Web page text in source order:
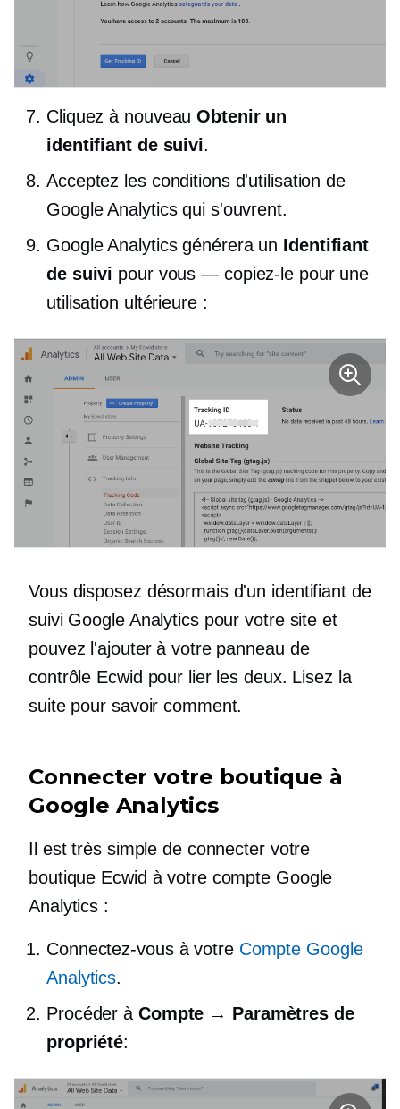
Cliquez à nouveauObtenir un
identifiant de suivi.
Acceptez les conditions d'utilisation de
Google Analytics qui s'ouvrent.
Google Analytics générera un Identifiant
de suivi pour vous — copiez-le pour une
utilisation ultérieure :
Vous disposez désormais d'un identifiant de
suivi Google Analytics pour votre site et
pouvez l'ajouter à votre panneau de
contrôle Ecwid pour lier les deux. Lisez la
suite pour savoir comment.
Connecter votre boutique à
Google Analytics
Il est très simple de connecter votre
boutique Ecwid à votre compte Google
Analytics :
Connectez-vous à votre Compte Google
Analytics.
Procéder à Compte → Paramètres de
propriété: